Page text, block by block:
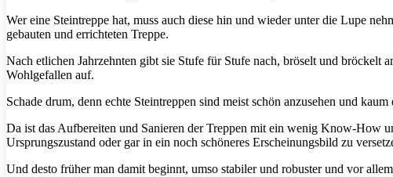
Wer eine Steintreppe hat, muss auch diese hin und wieder unter die Lupe
gebauten und errichteten Treppe.
Nach etlichen Jahrzehnten gibt sie Stufe für Stufe nach, bröselt und bröckelt
Wohlgefallen auf.
Schade drum, denn echte Steintreppen sind meist schön anzusehen und
Da ist das Aufbereiten und Sanieren der Treppen mit ein wenig Know-How
Ursprungszustand oder gar in ein noch schöneres Erscheinungsbild zu
Und desto früher man damit beginnt, umso stabiler und robuster und vor